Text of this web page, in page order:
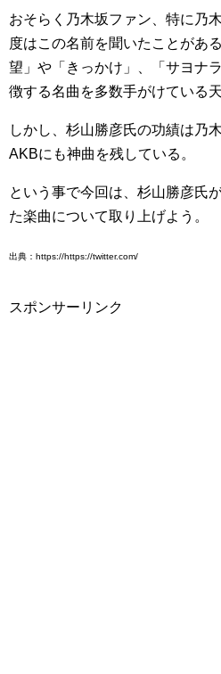
おそらく乃木坂ファン、特に乃
度はこの名前を聞いたことがあ
望」や「きっかけ」、「サヨナ
徴する名曲を多数手がけている
しかし、杉山勝彦氏の功績は乃
AKBにも神曲を残している。
という事で今回は、杉山勝彦氏
た楽曲について取り上げよう。
出典：https://https://twitter.com/
スポンサーリンク